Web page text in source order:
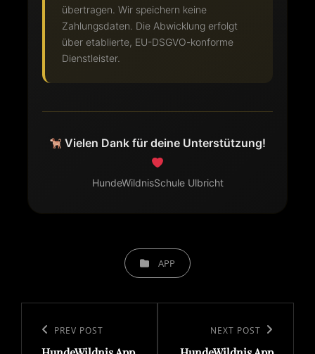
übertragen. Wir speichern keine
Zahlungsdaten. Die Abwicklung erfolgt
über etablierte, EU-DSGVO-konforme
Dienstleister.
Vielen Dank für deine Unterstützung!
HundeWildnisSchule Ulbricht
CATEGORIES
APP
Previous
PREV POST NEXT POST